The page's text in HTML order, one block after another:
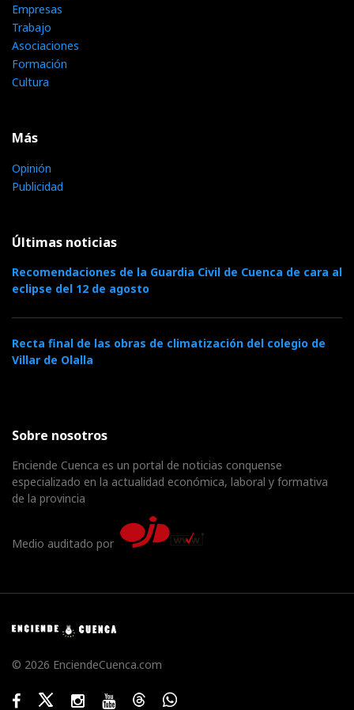
Empresas
Trabajo
Asociaciones
Formación
Cultura
Más
Opinión
Publicidad
Últimas noticias
Recomendaciones de la Guardia Civil de Cuenca de cara al
eclipse del 12 de agosto
Recta final de las obras de climatización del colegio de
Villar de Olalla
Sobre nosotros
Enciende Cuenca es un portal de noticias conquense
especializado en la actualidad económica, laboral y formativa
de la provincia
Medio auditado por
© 2026 EnciendeCuenca.com